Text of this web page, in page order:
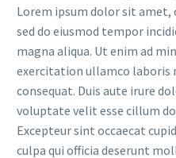
Lorem ipsum dolor sit
sed do eiusmod tempor
magna aliqua. Ut enim ad
exercitation ullamco laboris
consequat. Duis aute irure
voluptate velit esse cillum
Excepteur sint occaecat
culpa qui officia deserunt